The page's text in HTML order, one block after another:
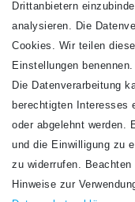
Newsletter
Honig
Hiermit bestätige ich,
Drittanbietern
analysieren. Die
Cookies. Wir teilen
Einstellungen benennen.
Die Datenverarbeitung
berechtigten Interesses
oder abgelehnt werden.
und die Einwilligung zu
zu widerrufen. Beachten
Hinweise zur